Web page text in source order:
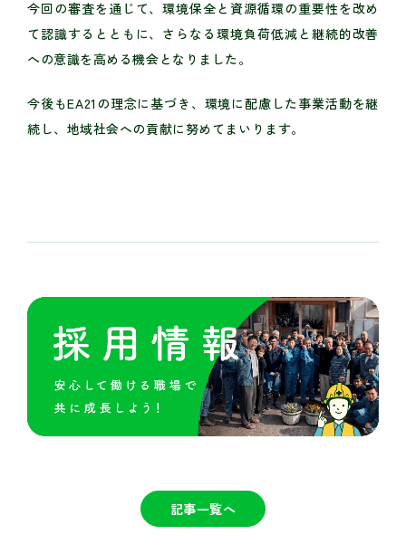
今回の審査を通じて、環境保全と資源循環の重要性を改め
て認識するとともに、さらなる環境負荷低減と継続的改善
への意識を高める機会となりました。
今後もEA21の理念に基づき、環境に配慮した事業活動を継
続し、地域社会への貢献に努めてまいります。
記事一覧へ